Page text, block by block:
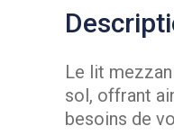
Le lit
sol, offrant
besoins de